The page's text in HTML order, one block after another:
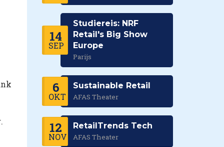
14
SEP
Studiereis: NRF
Retail's Big Show
Europe
Parijs
6
OKT
Sustainable Retail
AFAS Theater
12
NOV
RetailTrends Tech
AFAS Theater